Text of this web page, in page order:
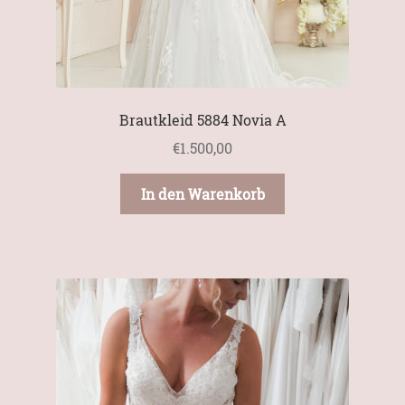
Brautkleid 5884 Novia A
€1.500,00
In den Warenkorb